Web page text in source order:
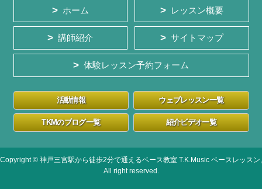
ホーム レッスン概要
講師紹介 サイトマップ
体験レッスン予約フォーム
活動情報 ウェブレッスン一覧
TKMのブログ一覧 紹介ビデオ一覧
Copyright © 神戸三宮駅から徒歩2分で通えるベース教室 T.K.Music ベースレッスン,
All right reserved.